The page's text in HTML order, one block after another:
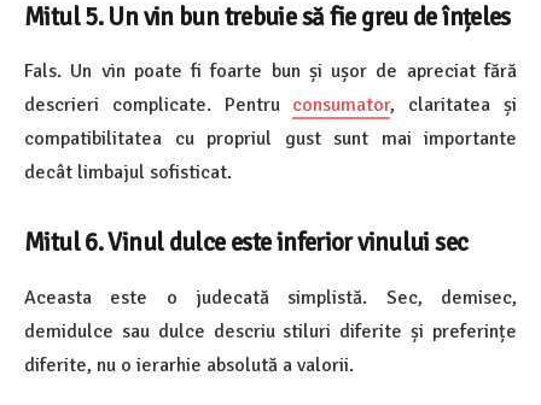
Mitul 5. Un vin bun trebuie să fie greu de înțeles
Fals. Un vin poate fi foarte bun și ușor de apreciat fără
descrieri complicate. Pentru consumator, claritatea și
compatibilitatea cu propriul gust sunt mai importante
decât limbajul sofisticat.
Mitul 6. Vinul dulce este inferior vinului sec
Aceasta este o judecată simplistă. Sec, demisec,
demidulce sau dulce descriu stiluri diferite și preferințe
diferite, nu o ierarhie absolută a valorii.